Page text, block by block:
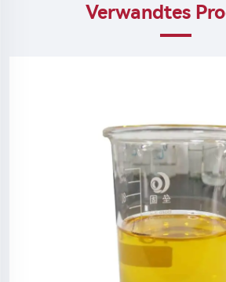
Verwandtes